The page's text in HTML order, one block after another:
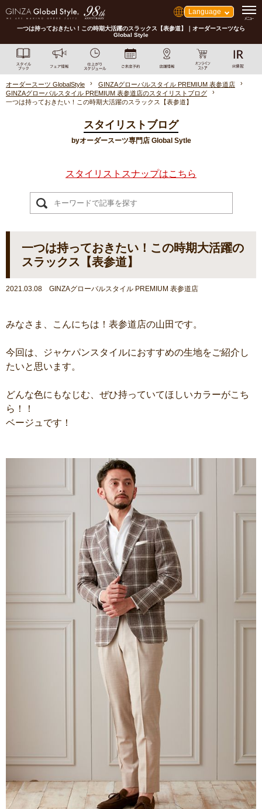
Language
一つは持っておきたい！この時期大活躍のスラックス【表参道】｜オーダースーツなら
Global Style
オーダースーツ GlobalStyle
GINZAグローバルスタイル PREMIUM 表参道店
GINZAグローバルスタイル PREMIUM 表参道店のスタイリストブログ
一つは持っておきたい！この時期大活躍のスラックス【表参道】
スタイリストブログ
byオーダースーツ専門店 Global Sytle
スタイリストスナップはこちら
一つは持っておきたい！この時期大活躍の
スラックス【表参道】
2021.03.08 GINZAグローバルスタイル PREMIUM 表参道店
みなさま、こんにちは！表参道店の山田です。
今回は、ジャケパンスタイルにおすすめの生地をご紹介し
たいと思います。
どんな色にもなじむ、ぜひ持っていてほしいカラーがこち
ら！！
ベージュです！